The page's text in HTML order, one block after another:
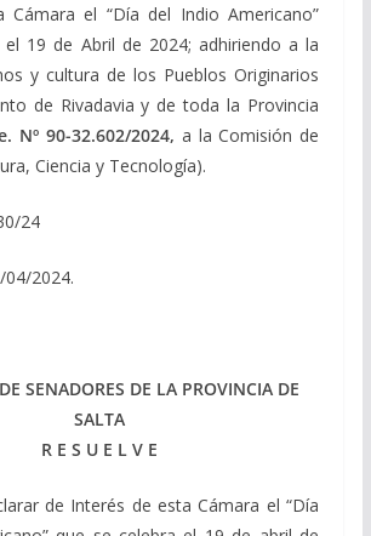
Cámara el “Día del Indio Americano”
19 de Abril de 2024; adhiriendo a la
y cultura de los Pueblos Originarios
de Rivadavia y de toda la Provincia
Nº 90-32.602/2024, a la Comisión de
Ciencia y Tecnología).
24
2024.
SENADORES DE LA PROVINCIA DE
SALTA
R E S U E L V E
de Interés de esta Cámara el “Día